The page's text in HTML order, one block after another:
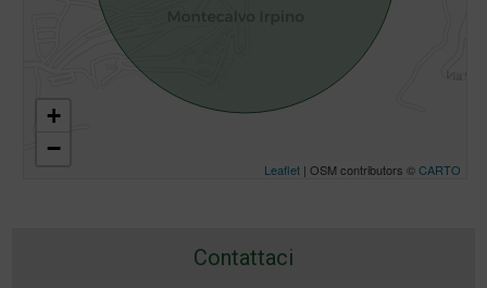
+
−
Leaflet| OSM contributors ©CARTO
Contattaci